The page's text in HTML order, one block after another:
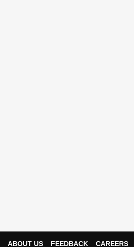
ABOUT US FEEDBACK CAREERS